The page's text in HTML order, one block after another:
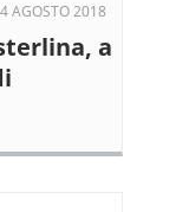
AGOSTO 2018
a